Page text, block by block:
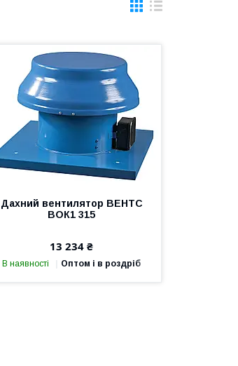
Дахний вентилятор ВЕНТС
ВОК1 315
13 234 ₴
В наявності Оптом і в роздріб